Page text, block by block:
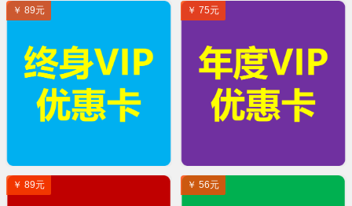
￥ 89元 ￥ 75元
￥ 89元 ￥ 56元